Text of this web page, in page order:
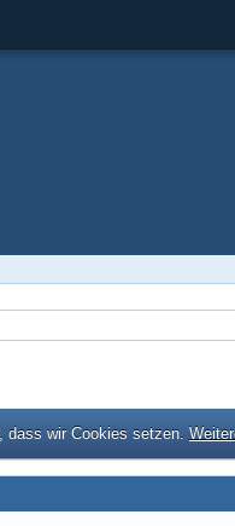
dass wir Cookies setzen.